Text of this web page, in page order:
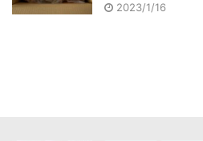
2023/1/16